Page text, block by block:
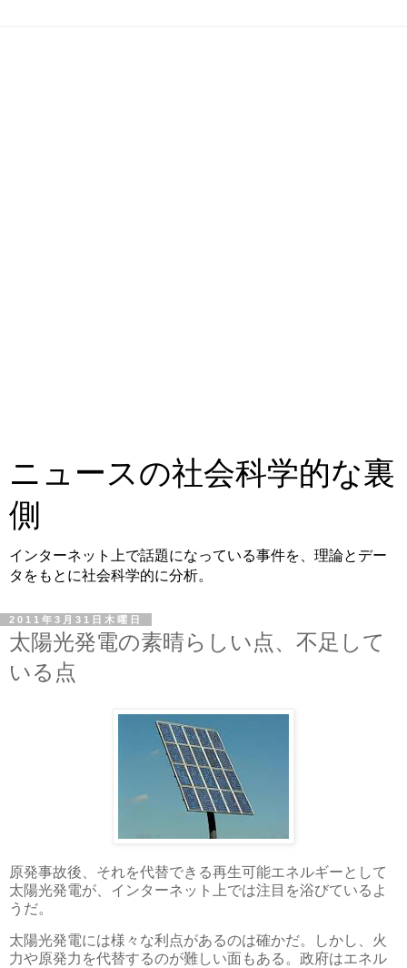
ニュースの社会科学的な裏
側
インターネット上で話題になっている事件を、理論とデー
タをもとに社会科学的に分析。
2011年3月31日木曜日
太陽光発電の素晴らしい点、不足して
いる点
原発事故後、それを代替できる再生可能エネルギーとして
太陽光発電が、インターネット上では注目を浴びているよ
うだ。
太陽光発電には様々な利点があるのは確かだ。しかし、火
力や原発力を代替するのが難しい面もある。政府はエネル